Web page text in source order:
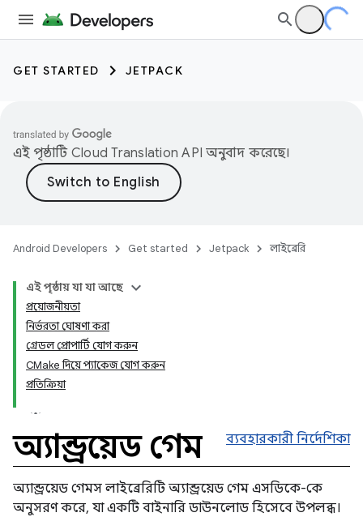
GET STARTED JETPACK
এই পৃষ্ঠাটি Cloud Translation API অনুবাদ করেছে।
Android Developers Get started Jetpack লাইব্রেরি
এই পৃষ্ঠায় যা যা আছে
প্রয়োজনীয়তা
নির্ভরতা ঘোষণা করা
গ্রেডল প্রোপার্টি যোগ করুন
CMake দিয়ে প্যাকেজ যোগ করুন
প্রতিক্রিয়া
অ্যান্ড্রয়েড গেম ব্যবহারকারী নির্দেশিকা
অ্যান্ড্রয়েড গেমস লাইব্রেরিটি অ্যান্ড্রয়েড গেম এসডিকে-কে
অনুসরণ করে, যা একটি বাইনারি ডাউনলোড হিসেবে উপলব্ধ।